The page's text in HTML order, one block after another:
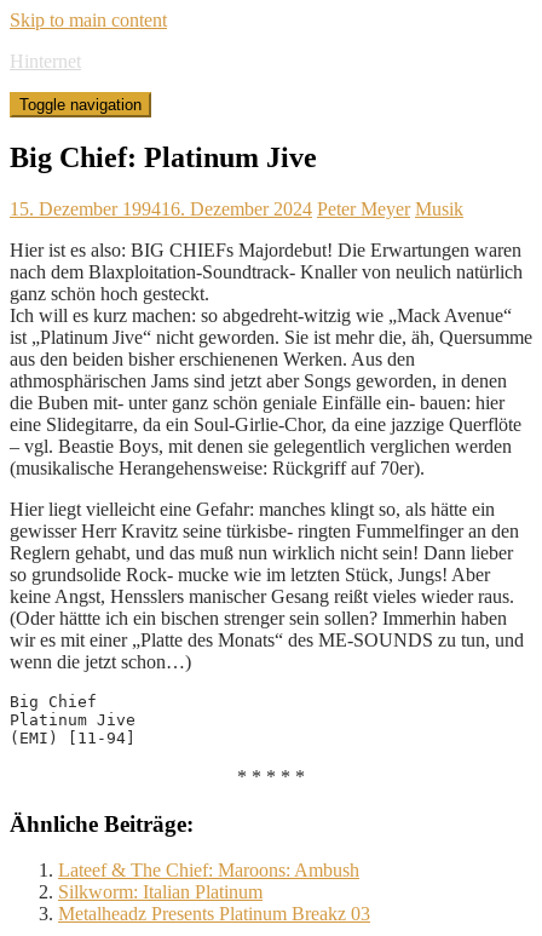
Skip to main content
Hinternet
Toggle navigation
Big Chief: Platinum Jive
15. Dezember 199416. Dezember 2024 Peter Meyer Musik
Hier ist es also: BIG CHIEFs Majordebut! Die Erwartungen waren
nach dem Blaxploitation-Soundtrack- Knaller von neulich natürlich
ganz schön hoch gesteckt.
Ich will es kurz machen: so abgedreht-witzig wie „Mack Avenue“
ist „Platinum Jive“ nicht geworden. Sie ist mehr die, äh, Quersumme
aus den beiden bisher erschienenen Werken. Aus den
athmosphärischen Jams sind jetzt aber Songs geworden, in denen
die Buben mit- unter ganz schön geniale Einfälle ein- bauen: hier
eine Slidegitarre, da ein Soul-Girlie-Chor, da eine jazzige Querflöte
– vgl. Beastie Boys, mit denen sie gelegentlich verglichen werden
(musikalische Herangehensweise: Rückgriff auf 70er).
Hier liegt vielleicht eine Gefahr: manches klingt so, als hätte ein
gewisser Herr Kravitz seine türkisbe- ringten Fummelfinger an den
Reglern gehabt, und das muß nun wirklich nicht sein! Dann lieber
so grundsolide Rock- mucke wie im letzten Stück, Jungs! Aber
keine Angst, Hensslers manischer Gesang reißt vieles wieder raus.
(Oder hättte ich ein bischen strenger sein sollen? Immerhin haben
wir es mit einer „Platte des Monats“ des ME-SOUNDS zu tun, und
wenn die jetzt schon…)
Big Chief
Platinum Jive
(EMI) [11-94]
* * * * *
Ähnliche Beiträge:
Lateef & The Chief: Maroons: Ambush
Silkworm: Italian Platinum
Metalheadz Presents Platinum Breakz 03